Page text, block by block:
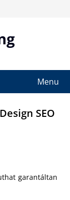
Menu
SEO
garantáltan